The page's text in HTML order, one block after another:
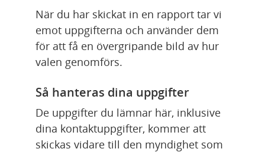
När du har skickat in en rapport tar vi
emot uppgifterna och använder dem
för att få en övergripande bild av hur
valen genomförs.
Så hanteras dina uppgifter
De uppgifter du lämnar här, inklusive
dina kontaktuppgifter, kommer att
skickas vidare till den myndighet som